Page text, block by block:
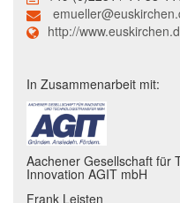
http://
In Zusammenarbeit mit:
Aachener Gesellschaft für
Innovation AGIT mbH
Frank Leisten